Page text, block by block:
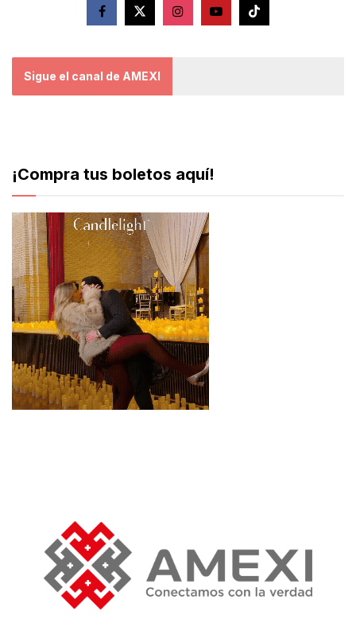
Sigue el canal de AMEXI
¡Compra tus boletos aquí!